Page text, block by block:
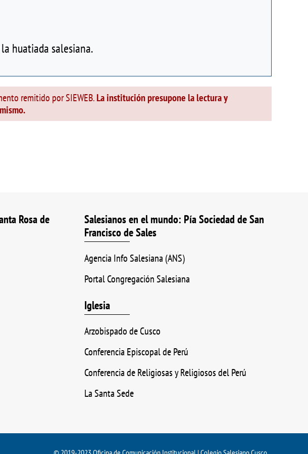
huatiada salesiana.
remitido por SIEWEB.La institución presupone la lectura y
Rosa de
Salesianos en el mundo: Pía Sociedad de San
Francisco de Sales
Agencia Info Salesiana (ANS)
Portal Congregación Salesiana
Iglesia
Arzobispado de Cusco
Conferencia Episcopal de Perú
Conferencia de Religiosas y Religiosos del Perú
La Santa Sede